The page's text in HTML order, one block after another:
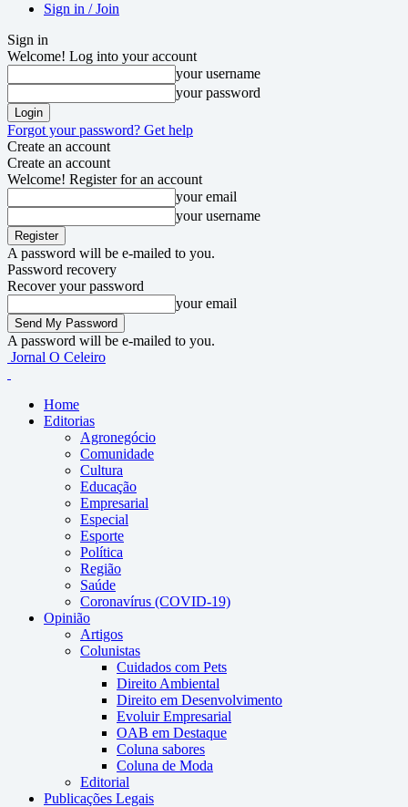
Sign in / Join
Sign in
Welcome! Log into your account
your username
your password
Forgot your password? Get help
Create an account
Create an account
Welcome! Register for an account
your email
your username
A password will be e-mailed to you.
Password recovery
Recover your password
your email
A password will be e-mailed to you.
Jornal O Celeiro
Home
Editorias
Agronegócio
Comunidade
Cultura
Educação
Empresarial
Especial
Esporte
Política
Região
Saúde
Coronavírus (COVID-19)
Opinião
Artigos
Colunistas
Cuidados com Pets
Direito Ambiental
Direito em Desenvolvimento
Evoluir Empresarial
OAB em Destaque
Coluna sabores
Coluna de Moda
Editorial
Publicações Legais